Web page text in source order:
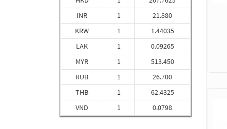
INR
KRW
LAK
MYR
RUB
THB
VND
1
1
1
1
1
1
1
21.880
1.44035
0.09265
513.450
26.700
62.4325
0.0798